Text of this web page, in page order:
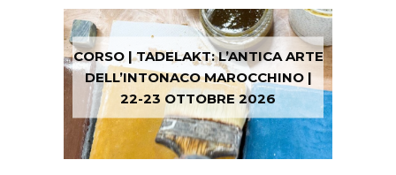
CORSO | TADELAKT: L’ANTICA ARTE
DELL’INTONACO MAROCCHINO |
22-23 OTTOBRE 2026